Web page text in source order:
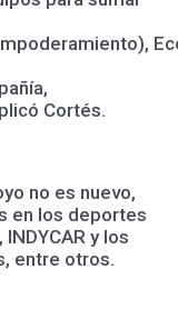
Cortés.
no es nuevo,
en los deportes
y los
entre otros.